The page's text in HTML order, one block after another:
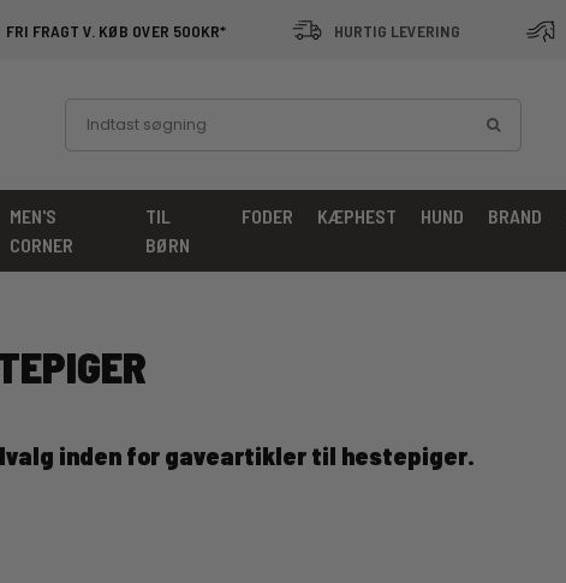
FRI FRAGT V. KØB OVER 500KR* HURTIG LEVERING
MEN'S
CORNER
TIL
BØRN
FODER KÆPHEST HUND BRAND
inden for gaveartikler til hestepiger.